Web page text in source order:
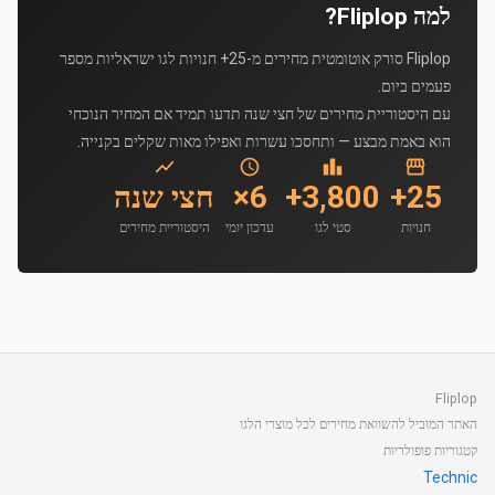
למה Fliplop?
Fliplop סורק אוטומטית מחירים מ-25+ חנויות לגו ישראליות מספר
פעמים ביום.
עם היסטוריית מחירים של חצי שנה תדעו תמיד אם המחיר הנוכחי
הוא באמת מבצע — ותחסכו עשרות ואפילו מאות שקלים בקנייה.
25+
חנויות
3,800+
סטי לגו
6×
עדכון יומי
חצי שנה
היסטוריית מחירים
Fliplop
האתר המוביל להשוואת מחירים לכל מוצרי הלגו
קטגוריות פופולריות
Technic